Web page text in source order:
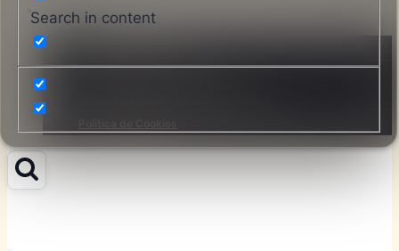
Legal
Search in content